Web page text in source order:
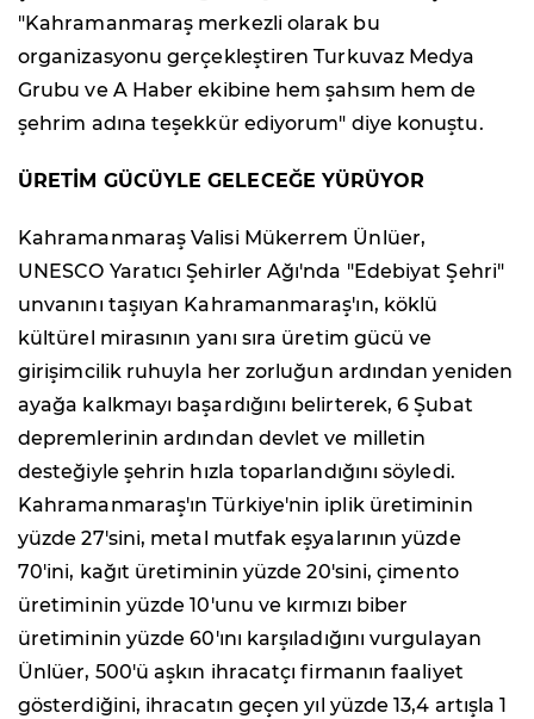
"Kahramanmaraş merkezli olarak bu
organizasyonu gerçekleştiren Turkuvaz Medya
Grubu ve A Haber ekibine hem şahsım hem de
şehrim adına teşekkür ediyorum" diye konuştu.
ÜRETİM GÜCÜYLE GELECEĞE YÜRÜYOR
Kahramanmaraş Valisi Mükerrem Ünlüer,
UNESCO Yaratıcı Şehirler Ağı'nda "Edebiyat Şehri"
unvanını taşıyan Kahramanmaraş'ın, köklü
kültürel mirasının yanı sıra üretim gücü ve
girişimcilik ruhuyla her zorluğun ardından yeniden
ayağa kalkmayı başardığını belirterek, 6 Şubat
depremlerinin ardından devlet ve milletin
desteğiyle şehrin hızla toparlandığını söyledi.
Kahramanmaraş'ın Türkiye'nin iplik üretiminin
yüzde 27'sini, metal mutfak eşyalarının yüzde
70'ini, kağıt üretiminin yüzde 20'sini, çimento
üretiminin yüzde 10'unu ve kırmızı biber
üretiminin yüzde 60'ını karşıladığını vurgulayan
Ünlüer, 500'ü aşkın ihracatçı firmanın faaliyet
gösterdiğini, ihracatın geçen yıl yüzde 13,4 artışla 1